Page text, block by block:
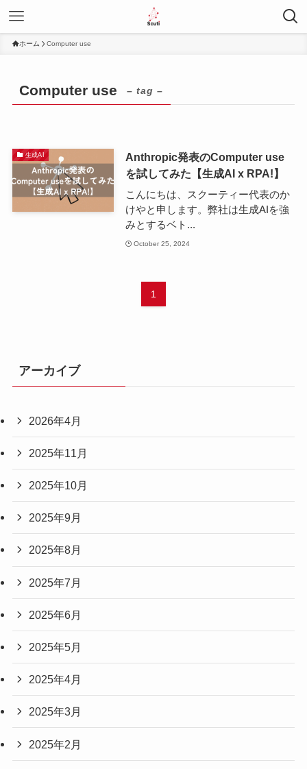
ホーム Computer use
Computer use – tag –
生成AI
Anthropic発表のComputer use
を試してみた【生成AI x RPA!】
こんにちは、スクーティー代表のか
けやと申します。​弊社は生成AIを強
みとするベト...
October 25, 2024
1
アーカイブ
2026年4月
2025年11月
2025年10月
2025年9月
2025年8月
2025年7月
2025年6月
2025年5月
2025年4月
2025年3月
2025年2月